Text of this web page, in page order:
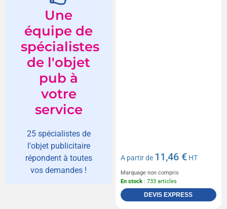
Une
équipe de
spécialistes
de l'objet
pub à
votre
service
25 spécialistes de
l'objet publicitaire
répondent à toutes
vos demandes !
A partir de 11,46 € HT
Marquage non compris
En stock : 733 articles
DEVIS EXPRESS